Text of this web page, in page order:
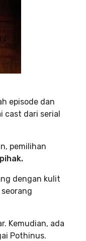
episode dan
cast dari serial
pemilihan
dengan kulit
Kemudian, ada
Pothinus.